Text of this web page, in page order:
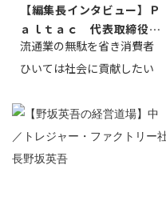
【編集長インタビュー】Ｐ
ａｌｔａｃ 代表取締役会
長三木田國夫
流通業の無駄を省き消費者
ひいては社会に貢献したい